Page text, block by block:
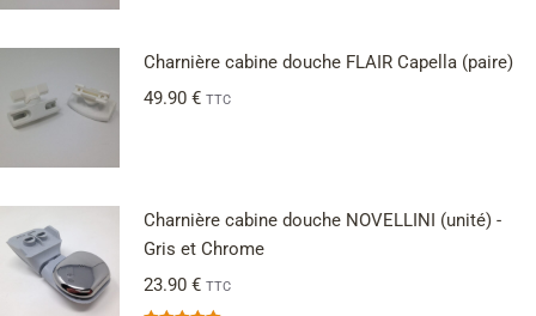
Charnière cabine douche FLAIR Capella (paire)
49.90 € TTC
Charnière cabine douche NOVELLINI (unité) -
Gris et Chrome
23.90 € TTC